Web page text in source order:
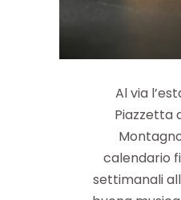
Al via
Piazzetta
calendario
settimanali